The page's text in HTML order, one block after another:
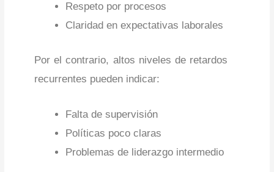
Respeto por procesos
Claridad en expectativas laborales
Por el contrario, altos niveles de retardos
recurrentes pueden indicar:
Falta de supervisión
Políticas poco claras
Problemas de liderazgo intermedio